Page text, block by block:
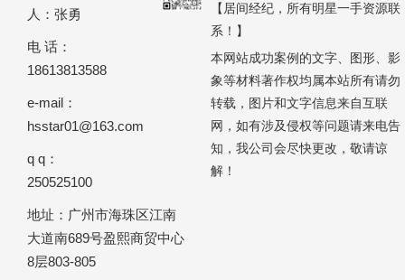
人：张勇
电 话：
18613813588
e-mail：
hsstar01@163.com
q q：
250525100
地址：广州市海珠区江南
大道南689号盈熙商贸中心
8层803-805
【居间经纪，所有明星一手资源联
系！】
本网站成功案例的文字、图形、影
象等材料著作权均属本站所有请勿
转载，图片和文字信息来自互联
网，如有涉及侵权等问题请来电告
知，我公司会尽快更改，敬请谅
解！